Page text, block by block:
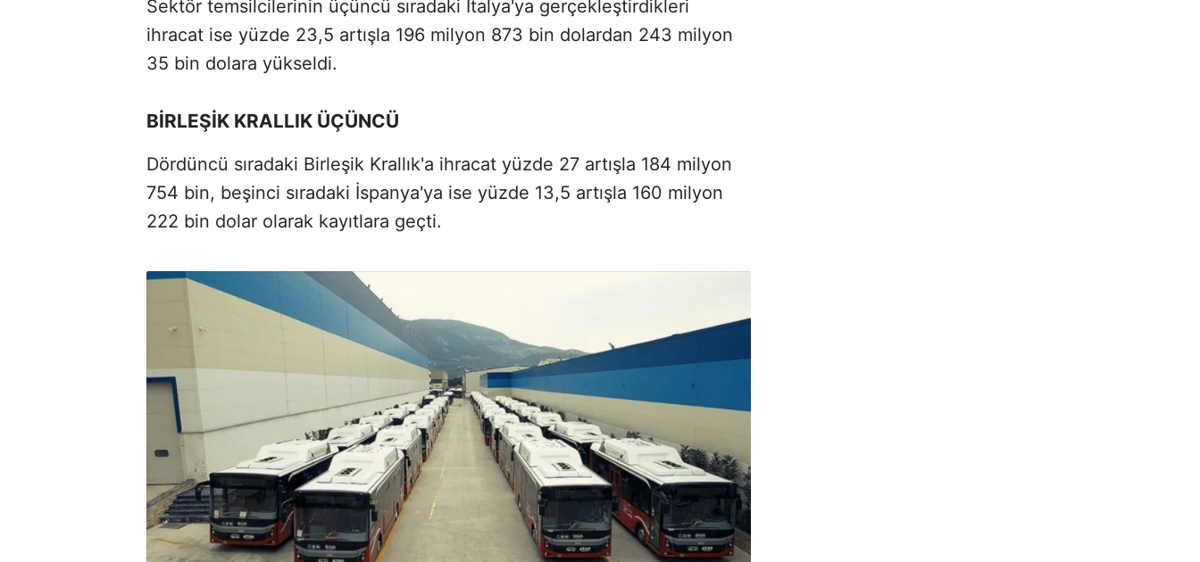
Sektör temsilcilerinin üçüncü sıradaki İtalya'ya gerçekleştirdikleri
ihracat ise yüzde 23,5 artışla 196 milyon 873 bin dolardan 243 milyon
35 bin dolara yükseldi.
BİRLEŞİK KRALLIK ÜÇÜNCÜ
Dördüncü sıradaki Birleşik Krallık'a ihracat yüzde 27 artışla 184 milyon
754 bin, beşinci sıradaki İspanya'ya ise yüzde 13,5 artışla 160 milyon
222 bin dolar olarak kayıtlara geçti.